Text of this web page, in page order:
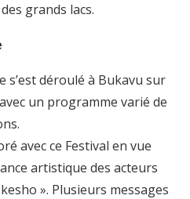
grands lacs.
s’est déroulé à Bukavu sur
un programme varié de
avec ce Festival en vue
artistique des acteurs
». Plusieurs messages